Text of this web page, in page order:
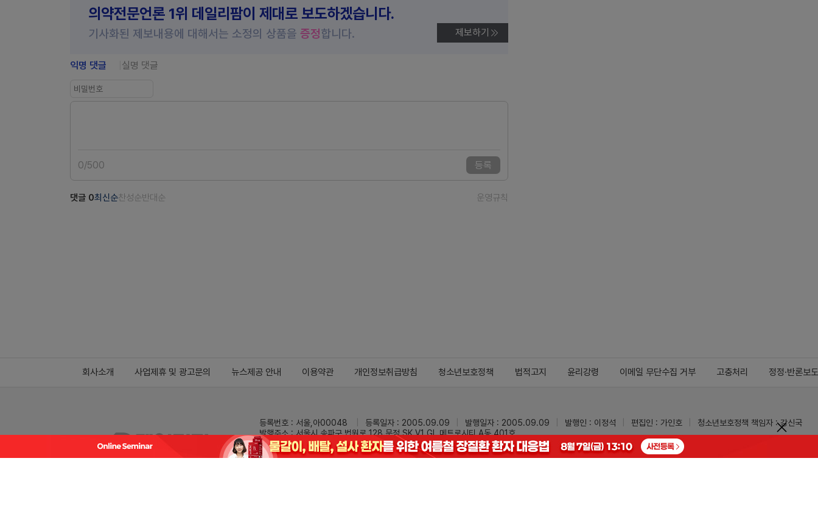
의약전문언론 1위 데일리팜이 제대로 보도하겠습니다.
기사화된 제보내용에 대해서는 소정의 상품을 증정합니다. 제보하기
익명 댓글 실명 댓글
0/500 등록
댓글 0최신순찬성순반대순 운영규칙
회사소개 사업제휴 및 광고문의 뉴스제공 안내 이용약관 개인정보취급방침 청소년보호정책 법적고지 윤리강령 이메일 무단수집 거부 고충처리 정정·반론보도
등록번호 : 서울,아00048 등록일자 : 2005.09.09 발행일자 : 2005.09.09 발행인 : 이정석 편집인 : 가인호
청소년보호정책 책임자 : 강신국
발행주소 : 서울시 송파구 법원로 128 문정 SK V1 GL 메트로시티 A동 401호
전화 : 02-3473-0833
팩스 : 02-3434-0169 Mail :dailypharm@dailypharm.com